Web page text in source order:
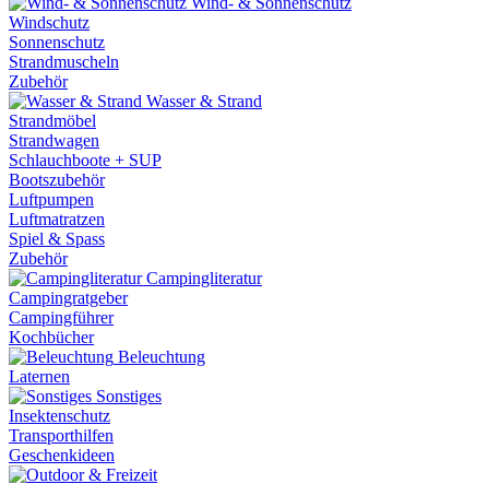
Windschutz
Sonnenschutz
Strandmuscheln
Zubehör
Wasser & Strand
Strandmöbel
Strandwagen
Schlauchboote + SUP
Bootszubehör
Luftpumpen
Luftmatratzen
Spiel & Spass
Zubehör
Campingliteratur
Campingratgeber
Campingführer
Kochbücher
Beleuchtung
Laternen
Sonstiges
Insektenschutz
Transporthilfen
Geschenkideen